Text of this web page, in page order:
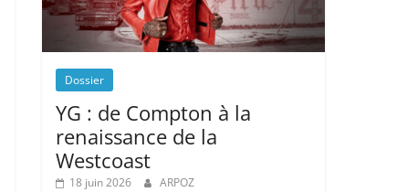
Dossier
YG : de Compton à la
renaissance de la
Westcoast
18 juin 2026 ARPOZ